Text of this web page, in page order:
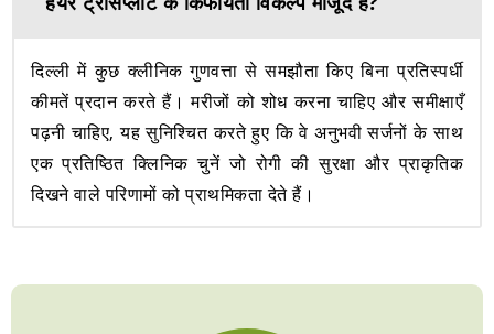
दिल्ली में कुछ क्लीनिक गुणवत्ता से समझौता किए बिना प्रतिस्पर्धी
कीमतें प्रदान करते हैं। मरीजों को शोध करना चाहिए और समीक्षाएँ
पढ़नी चाहिए, यह सुनिश्चित करते हुए कि वे अनुभवी सर्जनों के साथ
एक प्रतिष्ठित क्लिनिक चुनें जो रोगी की सुरक्षा और प्राकृतिक
दिखने वाले परिणामों को प्राथमिकता देते हैं।